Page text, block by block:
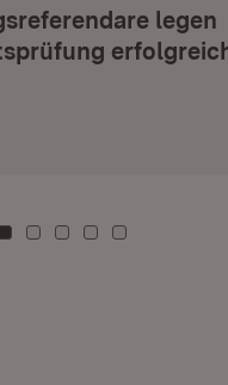
legen
Zu Kachel: 0
Zu Kachel: 3
Zu Kachel: 6
Zu Kachel: 9
Zu Kachel: